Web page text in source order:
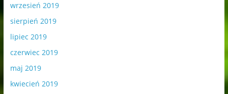
wrzesień 2019
sierpień 2019
lipiec 2019
czerwiec 2019
maj 2019
kwiecień 2019